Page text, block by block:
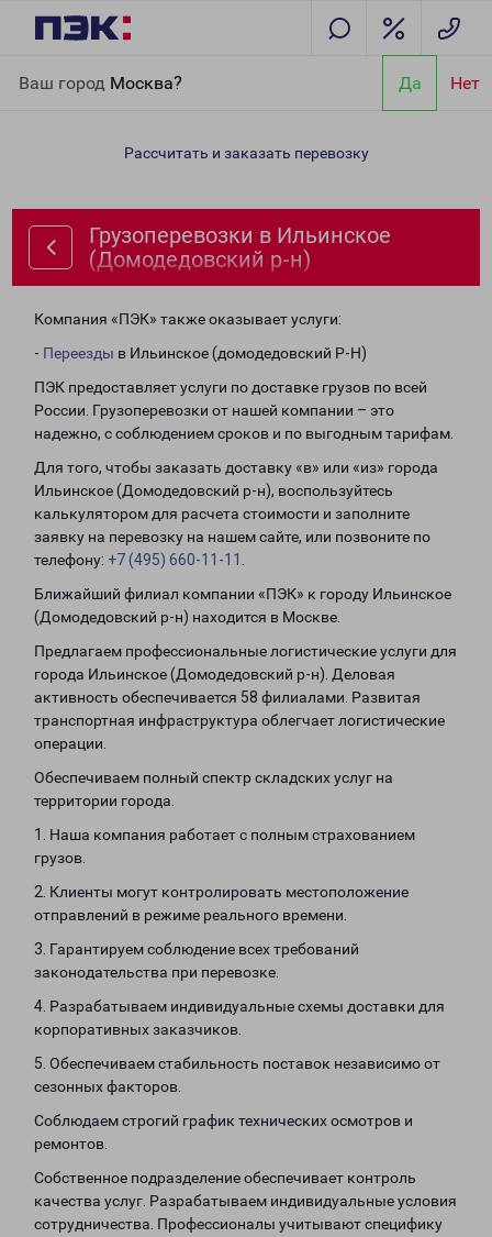
Ваш город Москва? Да Нет
(Домодедовский р-н)
Рассчитать и заказать перевозку
Грузоперевозки в Ильинское
(Домодедовский р-н)
Компания «ПЭК» также оказывает услуги:
- Переезды в Ильинское (домодедовский Р-Н)
ПЭК предоставляет услуги по доставке грузов по всей
России. Грузоперевозки от нашей компании – это
надежно, с соблюдением сроков и по выгодным тарифам.
Для того, чтобы заказать доставку «в» или «из» города
Ильинское (Домодедовский р-н), воспользуйтесь
калькулятором для расчета стоимости и заполните
заявку на перевозку на нашем сайте, или позвоните по
телефону: +7 (495) 660-11-11
Ближайший филиал компании «ПЭК» к городу Ильинское
(Домодедовский р-н) находится в Москве.
Предлагаем профессиональные логистические услуги для
города Ильинское (Домодедовский р-н). Деловая
активность обеспечивается 58 филиалами. Развитая
транспортная инфраструктура облегчает логистические
операции.
Обеспечиваем полный спектр складских услуг на
территории города.
1. Наша компания работает с полным страхованием
грузов.
2. Клиенты могут контролировать местоположение
отправлений в режиме реального времени.
3. Гарантируем соблюдение всех требований
законодательства при перевозке.
4. Разрабатываем индивидуальные схемы доставки для
корпоративных заказчиков.
5. Обеспечиваем стабильность поставок независимо от
сезонных факторов.
Соблюдаем строгий график технических осмотров и
ремонтов.
Собственное подразделение обеспечивает контроль
качества услуг. Разрабатываем индивидуальные условия
сотрудничества. Профессионалы учитывают специфику